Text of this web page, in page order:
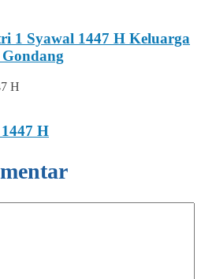
1 Syawal 1447 H Keluarga
H